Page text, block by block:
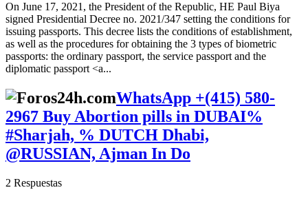
On June 17, 2021, the President of the Republic, HE Paul Biya
signed Presidential Decree no. 2021/347 setting the conditions for
issuing passports. This decree lists the conditions of establishment,
as well as the procedures for obtaining the 3 types of biometric
passports: the ordinary passport, the service passport and the
diplomatic passport <a...
WhatsApp +(415) 580-
2967 Buy Abortion pills in DUBAI%
#Sharjah, % DUTCH Dhabi,
@RUSSIAN, Ajman In Do
2 Respuestas